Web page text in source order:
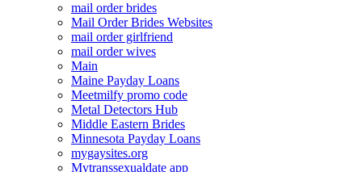
mail order brides
Mail Order Brides Websites
mail order girlfriend
mail order wives
Main
Maine Payday Loans
Meetmilfy promo code
Metal Detectors Hub
Middle Eastern Brides
Minnesota Payday Loans
mygaysites.org
Mytranssexualdate app